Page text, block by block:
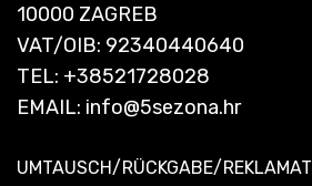
10000 ZAGREB
VAT/OIB: 92340440640
TEL: +38521728028
EMAIL: info@5sezona.hr
UMTAUSCH/RÜCKGABE/